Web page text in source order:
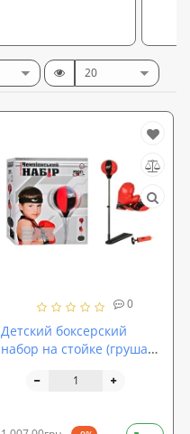
0
Детский боксерский
набор на стойке (груша
для детей) M1073